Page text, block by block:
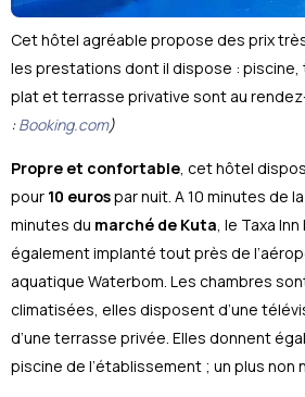
Cet hôtel agréable propose des prix
les prestations dont il dispose : piscine,
plat et terrasse privative sont au
:Booking.com)
Propre et confortable, cet hôtel
pour 10 eurospar nuit. A 10 minutes de la
minutes du marché de Kuta, le Taxa
également implanté tout près de
aquatique Waterbom. Les chambres
climatisées, elles disposent d’une
d’une terrasse privée. Elles donnent
piscine de l’établissement ; un plus non